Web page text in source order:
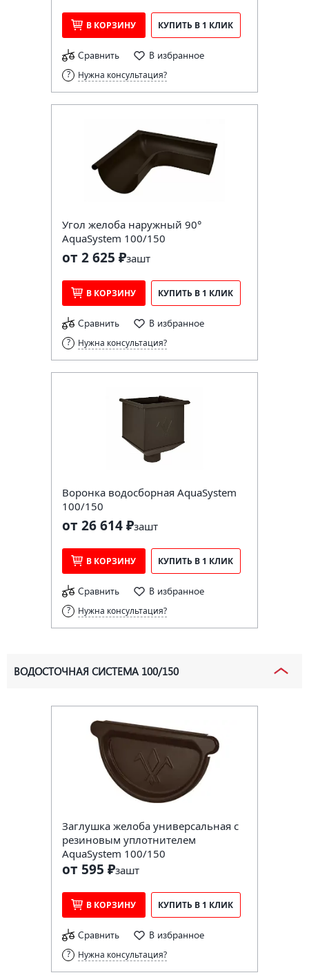
В КОРЗИНУ КУПИТЬ В 1 КЛИК
Сравнить В избранное
Нужна консультация?
Угол желоба наружный 90°
AquaSystem 100/150
от 2 625 ₽зашт
В КОРЗИНУ КУПИТЬ В 1 КЛИК
Сравнить В избранное
Нужна консультация?
Воронка водосборная AquaSystem
100/150
от 26 614 ₽зашт
В КОРЗИНУ КУПИТЬ В 1 КЛИК
Сравнить В избранное
Нужна консультация?
ВОДОСТОЧНАЯ СИСТЕМА 100/150
Заглушка желоба универсальная с
резиновым уплотнителем
AquaSystem 100/150
от 595 ₽зашт
В КОРЗИНУ КУПИТЬ В 1 КЛИК
Сравнить В избранное
Нужна консультация?